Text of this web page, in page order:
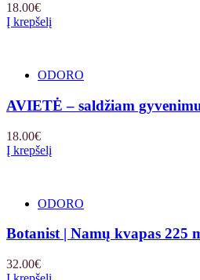
18.00€
Į krepšelį
ODORO
AVIETĖ – saldžiam
18.00€
Į krepšelį
ODORO
Botanist | Namų kvapas 225
32.00€